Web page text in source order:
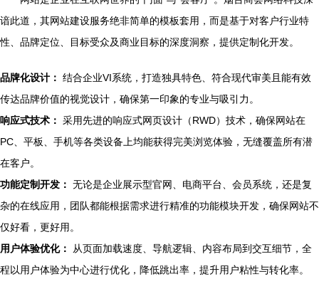
谙此道，其网站建设服务绝非简单的模板套用，而是基于对客户行业特
性、品牌定位、目标受众及商业目标的深度洞察，提供定制化开发。
品牌化设计： 结合企业VI系统，打造独具特色、符合现代审美且能有效
传达品牌价值的视觉设计，确保第一印象的专业与吸引力。
响应式技术： 采用先进的响应式网页设计（RWD）技术，确保网站在
PC、平板、手机等各类设备上均能获得完美浏览体验，无缝覆盖所有潜
在客户。
功能定制开发： 无论是企业展示型官网、电商平台、会员系统，还是复
杂的在线应用，团队都能根据需求进行精准的功能模块开发，确保网站不
仅好看，更好用。
用户体验优化：
从页面加载速度、导航逻辑、内容布局到交互细节，全
程以用户体验为中心进行优化，降低跳出率，提升用户粘性与转化率。